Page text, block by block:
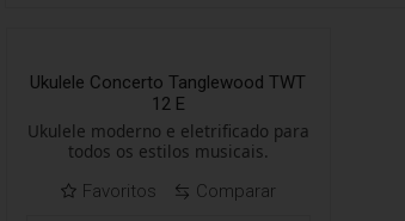
Ukulele Concerto Tanglewood TWT
12 E
Ukulele moderno e eletrificado para
todos os estilos musicais.
Favoritos
Comparar